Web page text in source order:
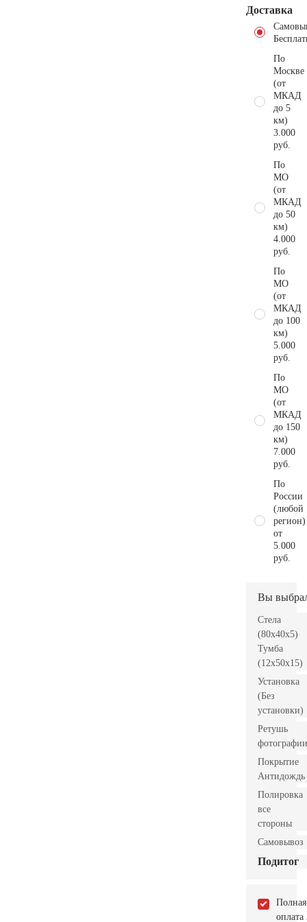
Доставка
По
Москве
(от
МКАД
до 5
км)
3.000
руб.
По
МО
(от
МКАД
до 50
км)
4.000
руб.
По
МО
(от
МКАД
до 100
км)
5.000
руб.
По
МО
(от
МКАД
до 150
км)
7.000
руб.
По
России
(любой
регион)
от
5.000
руб.
Вы
Стела
(80x40x5)
Тумба
(12x50x15)
Установка
(Без
установки)
Ретушь
фотографии
Покрытие
Антидождь
Полировка
все
стороны
Самовывоз
Подитог
Полная
оплата